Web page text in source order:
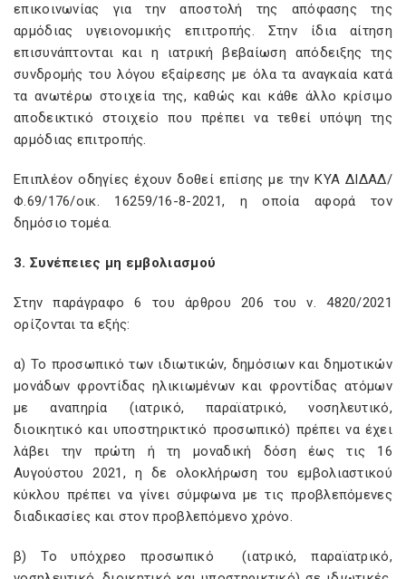
επικοινωνίας για την αποστολή της απόφασης της
αρμόδιας υγειονομικής επιτροπής. Στην ίδια αίτηση
επισυνάπτονται και η ιατρική βεβαίωση απόδειξης της
συνδρομής του λόγου εξαίρεσης με όλα τα αναγκαία κατά
τα ανωτέρω στοιχεία της, καθώς και κάθε άλλο κρίσιμο
αποδεικτικό στοιχείο που πρέπει να τεθεί υπόψη της
αρμόδιας επιτροπής.
Επιπλέον οδηγίες έχουν δοθεί επίσης με την ΚΥΑ ΔΙΔΑΔ/
Φ.69/176/οικ. 16259/16-8-2021, η οποία αφορά τον
δημόσιο τομέα.
3. Συνέπειες μη εμβολιασμού
Στην παράγραφο 6 του άρθρου 206 του ν. 4820/2021
ορίζονται τα εξής:
α) Το προσωπικό των ιδιωτικών, δημόσιων και δημοτικών
μονάδων φροντίδας ηλικιωμένων και φροντίδας ατόμων
με αναπηρία (ιατρικό, παραϊατρικό, νοσηλευτικό,
διοικητικό και υποστηρικτικό προσωπικό) πρέπει να έχει
λάβει την πρώτη ή τη μοναδική δόση έως τις 16
Αυγούστου 2021, η δε ολοκλήρωση του εμβολιαστικού
κύκλου πρέπει να γίνει σύμφωνα με τις προβλεπόμενες
διαδικασίες και στον προβλεπόμενο χρόνο.
β) Το υπόχρεο προσωπικό (ιατρικό, παραϊατρικό,